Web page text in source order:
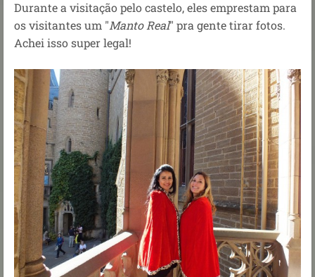
Durante a visitação pelo castelo, eles emprestam para
os visitantes um "Manto Real" pra gente tirar fotos.
Achei isso super legal!